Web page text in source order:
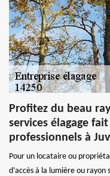
Profitez du beau
services élagage
professionnels à
Pour un locataire ou
d’accès à la lumière ou